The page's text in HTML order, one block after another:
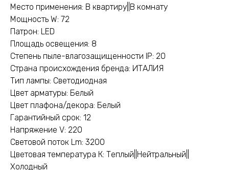
Место применения: В квартиру||В комнату
Мощность W: 72
Патрон: LED
Площадь освещения: 8
Степень пыле-влагозащищенности IP: 20
Страна происхождения бренда: ИТАЛИЯ
Тип лампы: Светодиодная
Цвет арматуры: Белый
Цвет плафона/декора: Белый
Гарантийный срок: 12
Напряжение V: 220
Световой поток Lm: 3200
Цветовая температура К: Теплый||Нейтральный||
Холодный